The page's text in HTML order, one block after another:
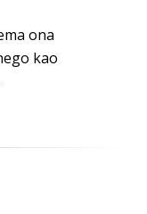
ona
kao